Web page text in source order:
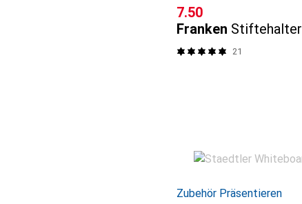
CHF
7.50
Franken Stiftehalter
21
Zubehör Präsentieren